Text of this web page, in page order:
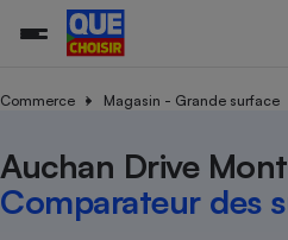
Commerce Magasin - Grande surface
Auchan Drive
Comparateur des
Toutes les actualités
Enquêtes
Tous les services
Tous nos combats
Nos actions
L’association
Nos missions